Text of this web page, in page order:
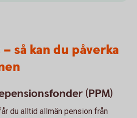
så kan du påverka
(PPM)
du alltid allmän pension från